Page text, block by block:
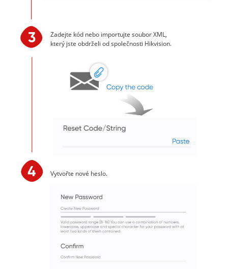
Zadejte kód nebo importujte soubor XML,
který jste obdrželi od společnosti Hikvision.
Vytvořte nové heslo.